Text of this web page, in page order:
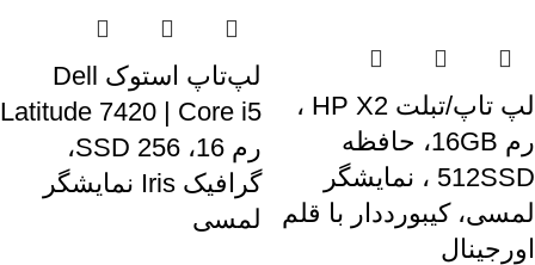
لپ تاپ/تبلت HP X2 ،
رم 16GB، حافظه
512SSD ، نمایشگر
لمسی، کیبورددار با قلم
اورجینال
لپ‌تاپ استوک Dell
Latitude 7420 | Core i5
رم 16، SSD 256،
گرافیک Iris نمایشگر
لمسی